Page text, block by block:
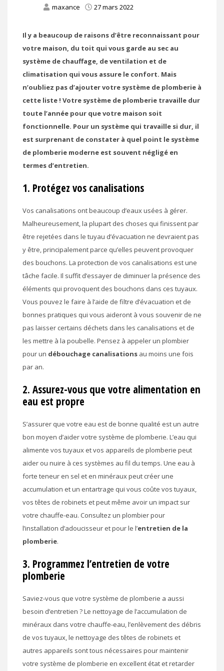
maxance 27 mars 2022
Il y a beaucoup de raisons d’être reconnaissant pour
votre maison, du toit qui vous garde au sec au
système de chauffage, de ventilation et de
climatisation qui vous assure le confort. Mais
n’oubliez pas d’ajouter votre système de plomberie à
cette liste ! Votre système de plomberie travaille dur
toute l’année pour que votre maison soit
fonctionnelle. Pour un système qui travaille si dur, il
est surprenant de constater à quel point le système
de plomberie moderne est souvent négligé en
termes d’entretien.
1. Protégez vos canalisations
Vos canalisations ont beaucoup d’eaux usées à gérer.
Malheureusement, la plupart des choses qui finissent par
être rejetées dans le tuyau d’évacuation ne devraient pas
y être, principalement parce qu’elles peuvent provoquer
des bouchons. La protection de vos canalisations est une
tâche facile. Il suffit d’essayer de diminuer la présence des
éléments qui provoquent des bouchons dans ces tuyaux.
Vous pouvez le faire à l’aide de filtre d’évacuation et de
bonnes pratiques qui vous aideront à vous souvenir de ne
pas laisser certains déchets dans les canalisations et de
les mettre à la poubelle. Pensez à appeler un plombier
pour un débouchage canalisations au moins une fois
par an.
2. Assurez-vous que votre alimentation en
eau est propre
S’assurer que votre eau est de bonne qualité est un autre
bon moyen d’aider votre système de plomberie. L’eau qui
alimente vos tuyaux et vos appareils de plomberie peut
aider ou nuire à ces systèmes au fil du temps. Une eau à
forte teneur en sel et en minéraux peut créer une
accumulation et un entartrage qui vous coûte vos tuyaux,
vos têtes de robinets et peut même avoir un impact sur
votre chauffe-eau. Consultez un plombier pour
l’installation d’adoucisseur et pour le l’entretien de la
plomberie.
3. Programmez l’entretien de votre
plomberie
Saviez-vous que votre système de plomberie a aussi
besoin d’entretien ? Le nettoyage de l’accumulation de
minéraux dans votre chauffe-eau, l’enlèvement des débris
de vos tuyaux, le nettoyage des têtes de robinets et
autres appareils sont tous nécessaires pour maintenir
votre système de plomberie en excellent état et retarder